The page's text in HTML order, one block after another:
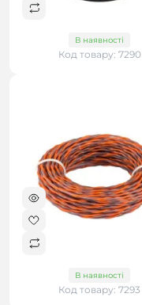
В наявності
Код товару: 7290
В наявності
Код товару: 7293